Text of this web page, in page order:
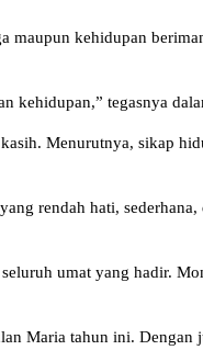
kehidupan
kehidupan,” tegasnya
Menurutnya, sikap
rendah hati,
umat yang hadir.
Maria tahun ini.